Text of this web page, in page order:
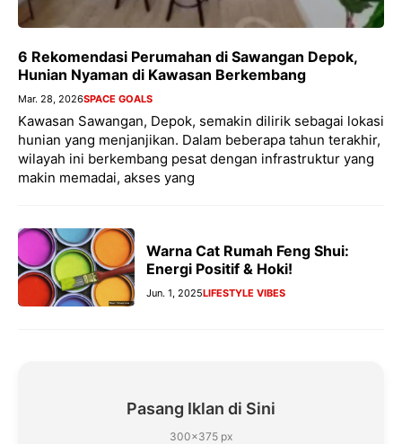
6 Rekomendasi Perumahan di Sawangan Depok,
Hunian Nyaman di Kawasan Berkembang
Mar. 28, 2026SPACE GOALS
Kawasan Sawangan, Depok, semakin dilirik sebagai lokasi
hunian yang menjanjikan. Dalam beberapa tahun terakhir,
wilayah ini berkembang pesat dengan infrastruktur yang
makin memadai, akses yang
Warna Cat Rumah Feng Shui:
Energi Positif & Hoki!
Jun. 1, 2025LIFESTYLE VIBES
Pasang Iklan di Sini
300×375 px